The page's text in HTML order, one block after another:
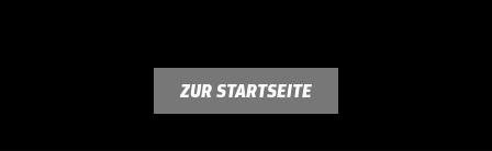
ZUR STARTSEITE